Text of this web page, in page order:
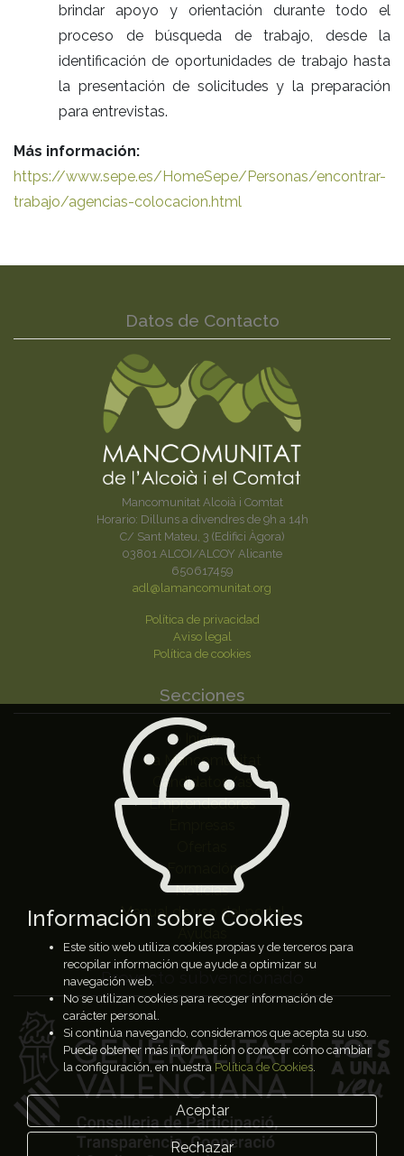
brindar apoyo y orientación durante todo el
proceso de búsqueda de trabajo, desde la
identificación de oportunidades de trabajo hasta
la presentación de solicitudes y la preparación
para entrevistas.
Más información:
https://www.sepe.es/HomeSepe/Personas/encontrar-
trabajo/agencias-colocacion.html
Datos de Contacto
Mancomunitat Alcoià i Comtat
Horario: Dilluns a divendres de 9h a 14h
C/ Sant Mateu, 3 (Edifici Àgora)
03801 ALCOI/ALCOY Alicante
650617459
adl@lamancomunitat.org
Política de privacidad
Aviso legal
Política de cookies
Secciones
Inicio
La Mancomunitat
Candidatos/as
Emprendedores
Formación
Noticias
Manual de uso del portal
Proyecto subvencionado
Información sobre Cookies
Este sitio web utiliza cookies propias y de terceros para
recopilar información que ayude a optimizar su
navegación web.
No se utilizan cookies para recoger información de
carácter personal.
Si continúa navegando, consideramos que acepta su uso.
Puede obtener más información o conocer cómo cambiar
la configuración, en nuestraPolítica de Cookies.
Aceptar
Rechazar